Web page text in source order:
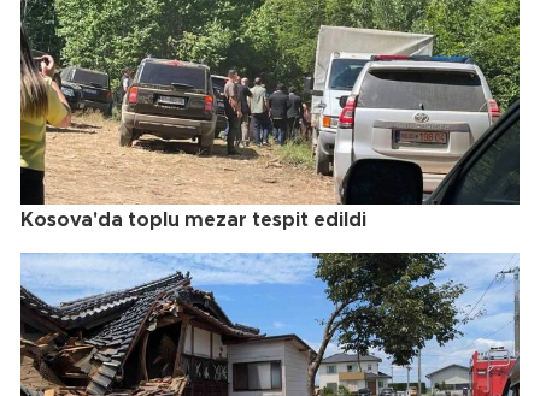
Kosova'da toplu mezar tespit edildi